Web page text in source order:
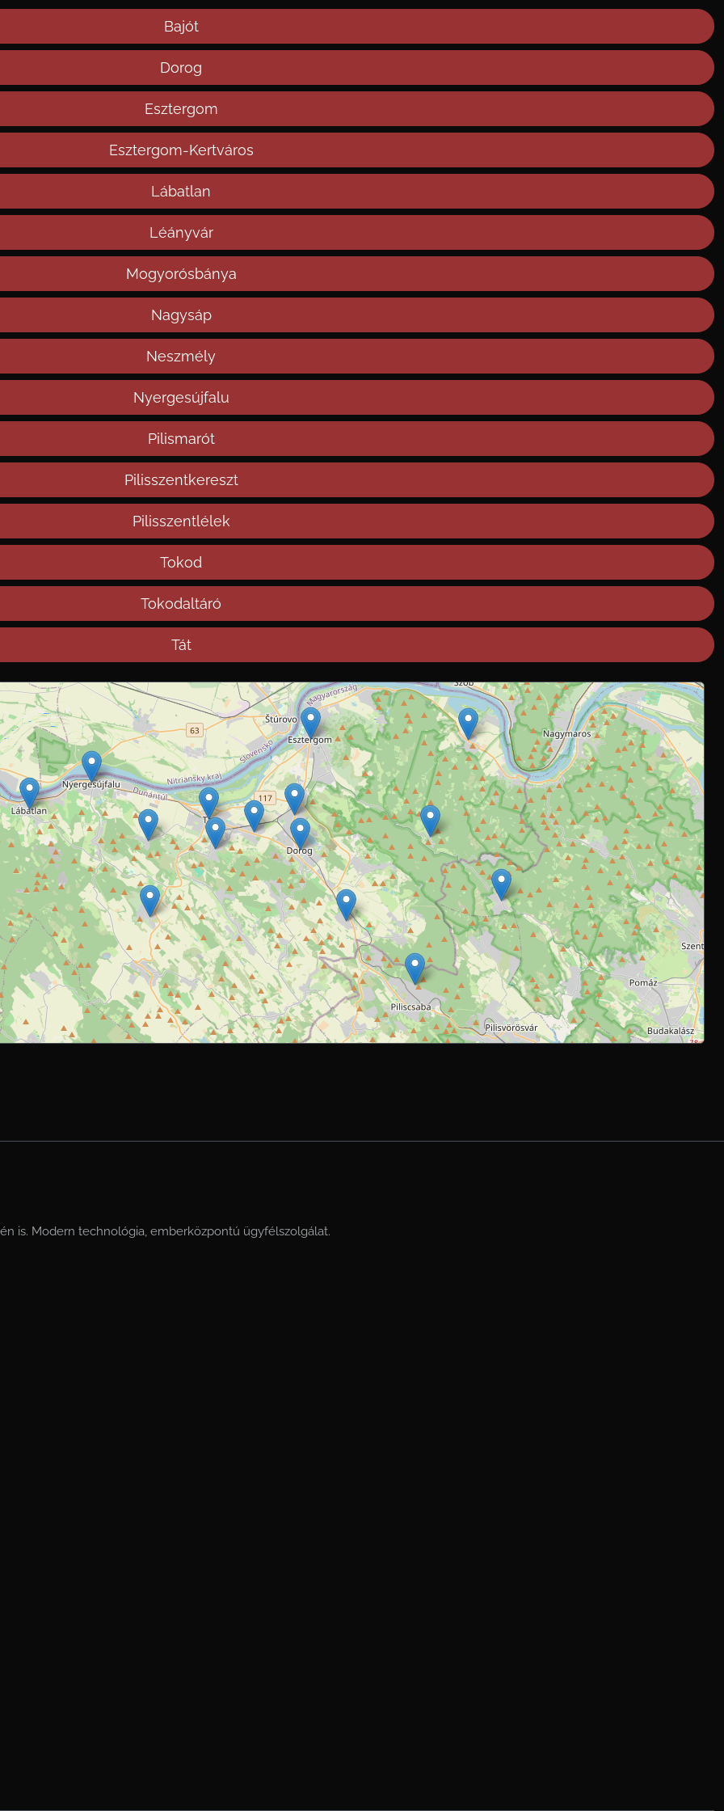
Bajót
Dorog
Esztergom
Esztergom-Kertváros
Lábatlan
Léányvár
Mogyorósbánya
Nagysáp
Neszmély
Nyergesújfalu
Pilismarót
Pilisszentkereszt
Pilisszentlélek
Tokod
Tokodaltáró
Tát
is. Modern technológia, emberközpontú ügyfélszolgálat.